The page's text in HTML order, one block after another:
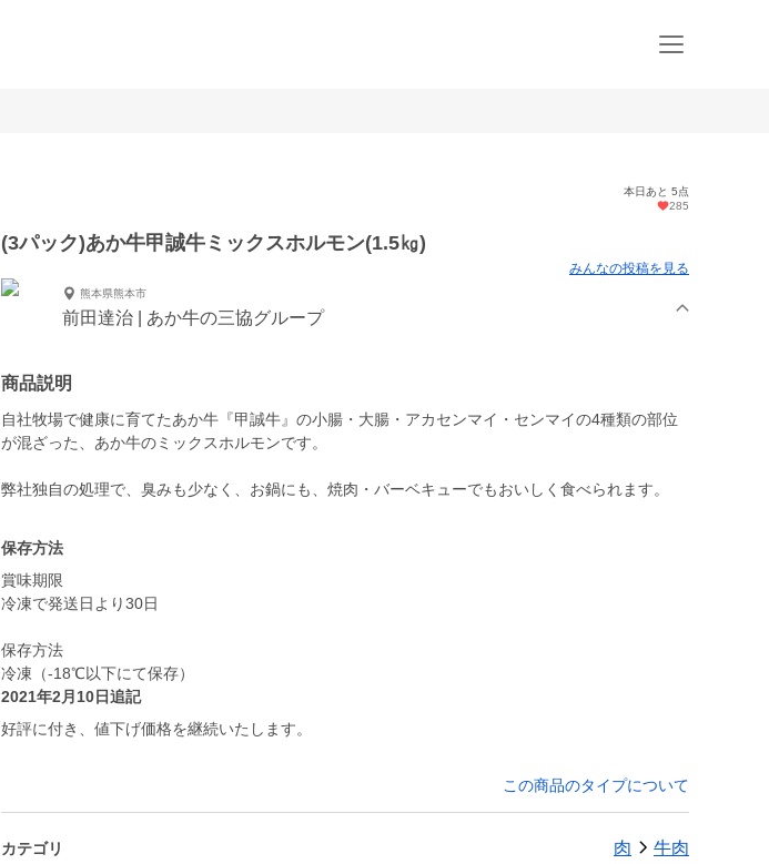
本日あと 5点
285
(3パック)あか牛甲誠牛ミックスホルモン(1.5㎏)
みんなの投稿を見る
熊本県熊本市
前田達治 | あか牛の三協グループ
商品説明
自社牧場で健康に育てたあか牛『甲誠牛』の小腸・大腸・アカセンマイ・センマイの4種類の部位
が混ざった、あか牛のミックスホルモンです。
弊社独自の処理で、臭みも少なく、お鍋にも、焼肉・バーベキューでもおいしく食べられます。
保存方法
賞味期限
冷凍で発送日より30日
保存方法
冷凍（-18℃以下にて保存）
2021年2月10日追記
好評に付き、値下げ価格を継続いたします。
この商品のタイプについて
カテゴリ 肉 牛肉